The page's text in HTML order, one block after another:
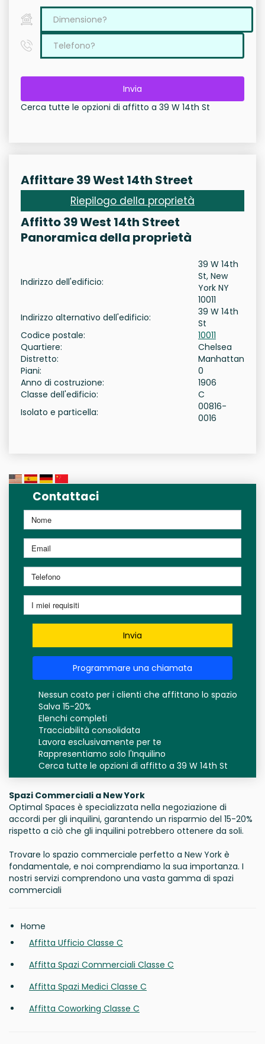
Invia
Cerca tutte le opzioni di affitto a 39 W 14th St
Affittare 39 West 14th Street
Riepilogo della proprietà
Affitto 39 West 14th Street
Panoramica della proprietà
Indirizzo dell'edificio:
39 W 14th
St, New
York NY
10011
Indirizzo alternativo dell'edificio:
39 W 14th
St
Codice postale:
10011
Quartiere:
Chelsea
Distretto:
Manhattan
Piani:
0
Anno di costruzione:
1906
Classe dell'edificio:
C
Isolato e particella:
00816-
0016
Contattaci
Invia
Programmare una chiamata
Nessun costo per i clienti che affittano lo spazio
Salva 15-20%
Elenchi completi
Tracciabilità consolidata
Lavora esclusivamente per te
Rappresentiamo solo l'Inquilino
Cerca tutte le opzioni di affitto a 39 W 14th St
Spazi Commerciali a New York
Optimal Spaces è specializzata nella negoziazione di
accordi per gli inquilini, garantendo un risparmio del 15-20%
rispetto a ciò che gli inquilini potrebbero ottenere da soli.
Trovare lo spazio commerciale perfetto a New York è
fondamentale, e noi comprendiamo la sua importanza. I
nostri servizi comprendono una vasta gamma di spazi
commerciali
Home
Affitta Ufficio Classe C
Affitta Spazi Commerciali Classe C
Affitta Spazi Medici Classe C
Affitta Coworking Classe C